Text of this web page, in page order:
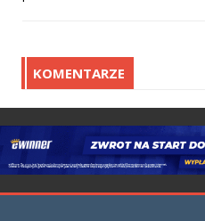
KOMENTARZE